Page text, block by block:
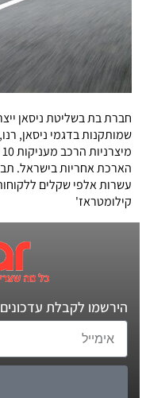
חברת בת בשליטת ניסאן
שמותקנות בדגמי ניסאן, רנו,
הארכת אחריות בישראל.
עשרות אלפי שקלים
קילומטראז'
הירשמו לקבלת עדכונים